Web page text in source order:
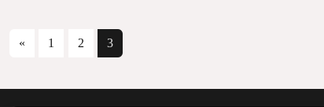
Artikkelien selaus
« 1 2 3